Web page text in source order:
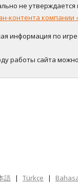
не
контента компании
информация по игре
работы сайта можно
語 | Türkçe |